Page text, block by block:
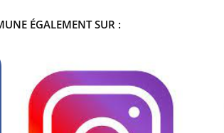
ÉGALEMENT SUR :